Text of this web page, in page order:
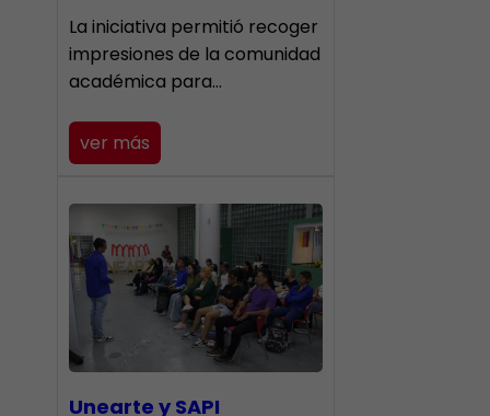
La iniciativa permitió recoger
impresiones de la comunidad
académica para…
ver más
Unearte y SAPI